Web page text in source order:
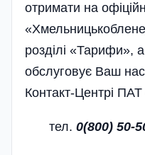
отримати на
розділі
обслуговує Ваш
Контакт-Центрі
тел. 0(800) 50-